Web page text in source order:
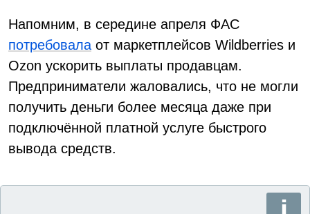
Напомним, в середине апреля ФАС
потребовала от маркетплейсов Wildberries и
Ozon ускорить выплаты продавцам.
Предприниматели жаловались, что не могли
получить деньги более месяца даже при
подключённой платной услуге быстрого
вывода средств.